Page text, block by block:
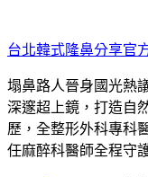
至
主
要
內
容
台北韓式隆鼻分享官
塌鼻路人晉身國光熱
深邃超上鏡，打造自
歷，全整形外科專科
任麻醉科醫師全程守